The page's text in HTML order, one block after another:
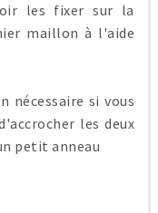
les fixer sur la
maillon à l'aide
nécessaire si vous
les deux
petit anneau